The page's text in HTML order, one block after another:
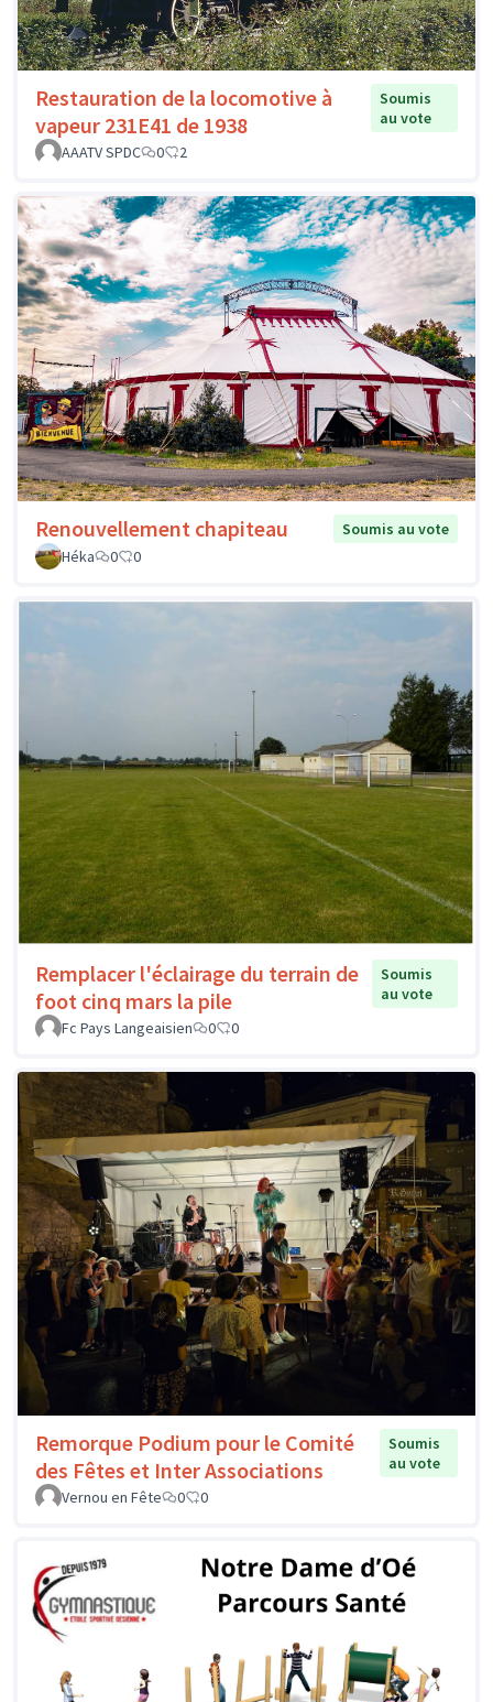
Restauration de la locomotive à
vapeur 231E41 de 1938
Soumis
au vote
AAATV SPDC
0 2
Renouvellement chapiteau
Soumis au vote
Héka
0 0
Remplacer l'éclairage du terrain de
foot cinq mars la pile
Soumis
au vote
Fc Pays Langeaisien
0 0
Remorque Podium pour le Comité
des Fêtes et Inter Associations
Soumis
au vote
Vernou en Fête
0 0